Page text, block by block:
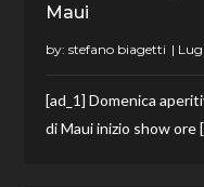
Maui
by:stefano biagetti
[ad_1] Domenica
di Maui inizio show ore